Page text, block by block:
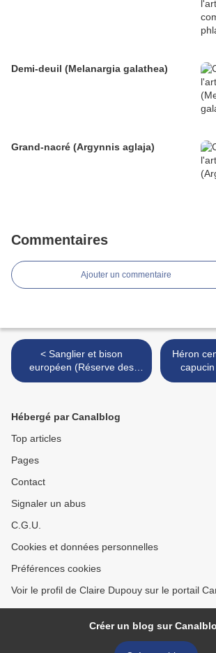
Demi-deuil (Melanargia galathea)
Grand-nacré (Argynnis aglaja)
Commentaires
Ajouter un commentaire
< Sanglier et bison
européen (Réserve des
Monts d'Azur)
Héron
Hébergé par Canalblog
Top articles
Pages
Contact
Signaler un abus
C.G.U.
Cookies et données personnelles
Préférences cookies
Voir le profil de Claire Dupouy sur le portail
Créer un blog sur